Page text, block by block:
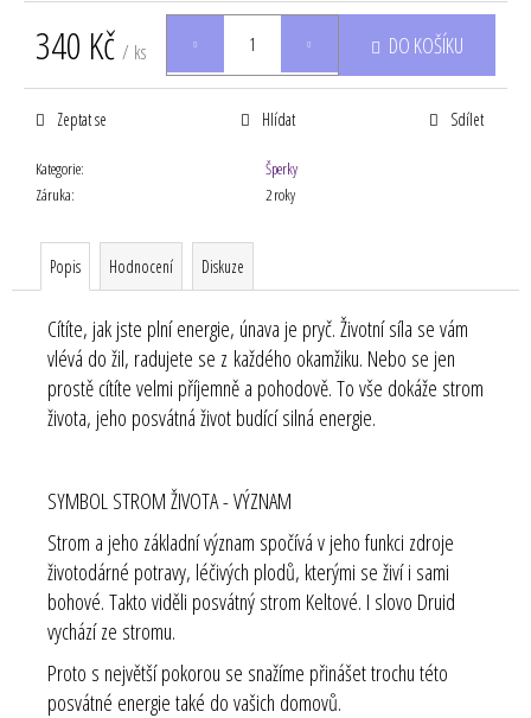
340 Kč / ks
cena:
DO KOŠÍKU
Kategorie:
Šperky
Záruka: 2 roky
Zeptat se Hlídat Sdílet
Popis Hodnocení Diskuze
Cítíte, jak jste plní energie, únava je pryč. Životní síla se vám
vlévá do žil, radujete se z každého okamžiku. Nebo se jen
prostě cítíte velmi příjemně a pohodově. To vše dokáže strom
života, jeho posvátná život budící silná energie.
SYMBOL STROM ŽIVOTA - VÝZNAM
Strom a jeho základní význam spočívá v jeho funkci zdroje
životodárné potravy, léčivých plodů, kterými se živí i sami
bohové. Takto viděli posvátný strom Keltové. I slovo Druid
vychází ze stromu.
Proto s největší pokorou se snažíme přinášet trochu této
posvátné energie také do vašich domovů.